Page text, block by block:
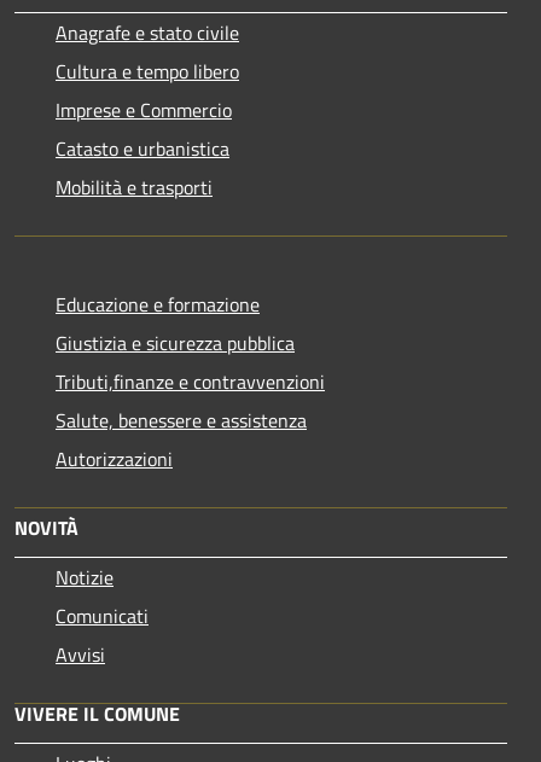
Anagrafe e stato civile
Cultura e tempo libero
Imprese e Commercio
Catasto e urbanistica
Mobilità e trasporti
Educazione e formazione
Giustizia e sicurezza pubblica
Tributi,finanze e contravvenzioni
Salute, benessere e assistenza
Autorizzazioni
NOVITÀ
Notizie
Comunicati
Avvisi
VIVERE IL COMUNE